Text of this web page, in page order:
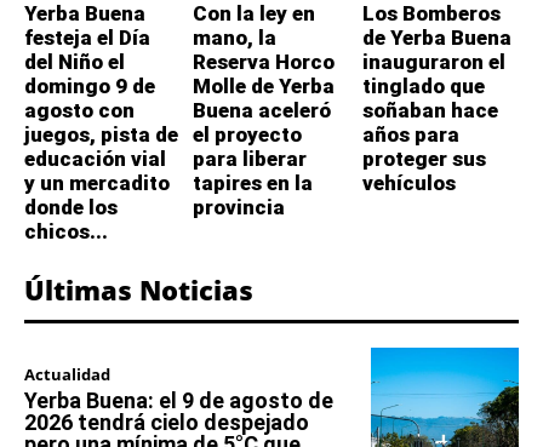
Yerba Buena
festeja el Día
del Niño el
domingo 9 de
agosto con
juegos, pista de
educación vial
y un mercadito
donde los
chicos...
Con la ley en
mano, la
Reserva Horco
Molle de Yerba
Buena aceleró
el proyecto
para liberar
tapires en la
provincia
Los Bomberos
de Yerba Buena
inauguraron el
tinglado que
soñaban hace
años para
proteger sus
vehículos
Últimas Noticias
Actualidad
Yerba Buena: el 9 de agosto de
2026 tendrá cielo despejado